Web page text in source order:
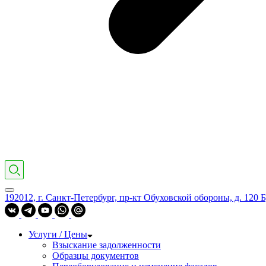
192012, г. Санкт-Петербург, пр-кт Обуховской обороны, д. 120
Услуги / Цены
Взыскание задолженности
Образцы документов